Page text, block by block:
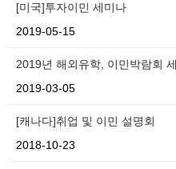
[미국]투자이민 세미나
2019-05-15
2019년 해외유학, 이민박람회
2019-03-05
[캐나다]취업 및 이민 설명회
2018-10-23